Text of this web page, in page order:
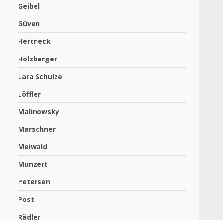
Geibel
Güven
Hertneck
Holzberger
Lara Schulze
Löffler
Malinowsky
Marschner
Meiwald
Munzert
Petersen
Post
Rädler